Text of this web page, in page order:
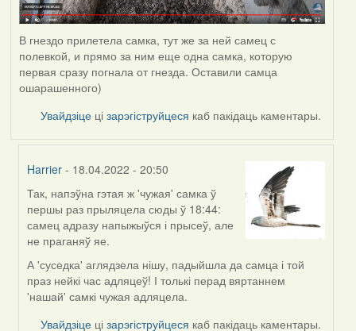
В гнездо прилетела самка, тут же за ней самец с
полевкой, и прямо за ним еще одна самка, которую
первая сразу погнала от гнезда. Оставили самца
ошарашенного)
Увайдзіце цізарэгіструйцеся каб пакідаць каментары.
Harrier - 18.04.2022 - 20:50
In
reply
to
by
Estydaven
Так, напэўна гэтая ж 'чужая' самка ў
першы раз прыляцела сюды ў 18:44:
самец адразу напыжыўся і прысеў, але
не праганяў яе.
А 'суседка' аглядзела нішу, падыйшла да самца і той
праз нейкі час адляцеў! І толькі перад вяртаннем
'нашай' самкі чужая адляцела.
Увайдзіце цізарэгіструйцеся каб пакідаць каментары.